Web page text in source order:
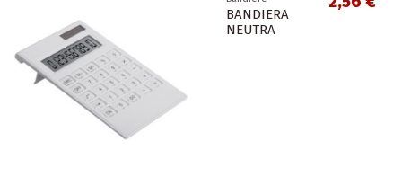
BANDIERA
NEUTRA